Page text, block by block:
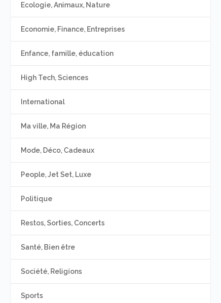
Ecologie, Animaux, Nature
Economie, Finance, Entreprises
Enfance, famille, éducation
High Tech, Sciences
International
Ma ville, Ma Région
Mode, Déco, Cadeaux
People, Jet Set, Luxe
Politique
Restos, Sorties, Concerts
Santé, Bien être
Société, Religions
Sports